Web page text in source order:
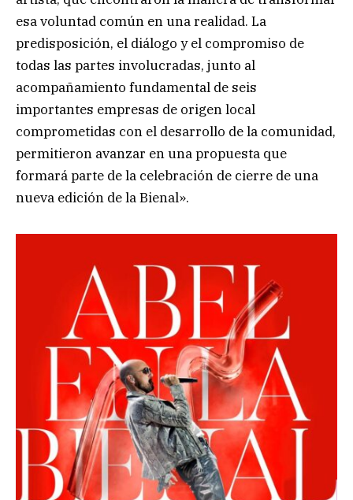
esa voluntad común en una realidad. La
predisposición, el diálogo y el compromiso de
todas las partes involucradas, junto al
acompañamiento fundamental de seis
importantes empresas de origen local
comprometidas con el desarrollo de la comunidad,
permitieron avanzar en una propuesta que
formará parte de la celebración de cierre de una
nueva edición de la Bienal».